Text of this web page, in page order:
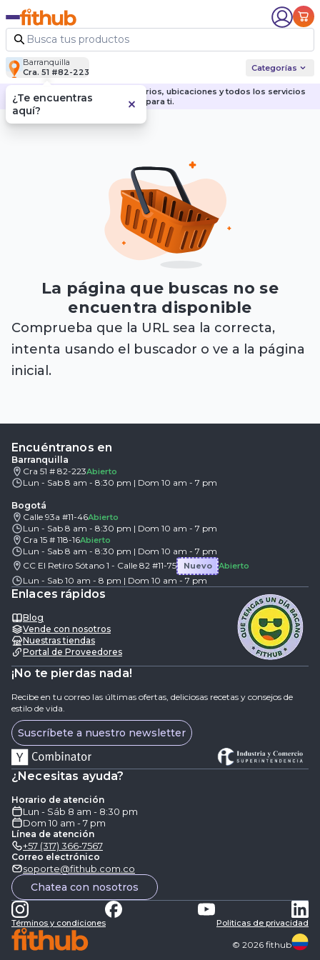
Barranquilla
Cra. 51 #82-223
Categorías
Descubre nuestras sedes, horarios, ubicaciones y todos los servicios
para ti.
La página que buscas no se
encuentra disponible
Comprueba que la URL sea la correcta,
intenta usando el buscador o ve a la página
inicial.
Encuéntranos en
Barranquilla
Cra 51 # 82-223Abierto
Lun - Sab 8 am - 8:30 pm | Dom 10 am - 7 pm
Bogotá
Calle 93a #11-46Abierto
Lun - Sab 8 am - 8:30 pm | Dom 10 am - 7 pm
Cra 15 # 118-16Abierto
Lun - Sab 8 am - 8:30 pm | Dom 10 am - 7 pm
CC El Retiro Sótano 1 - Calle 82 #11-75
Nuevo Abierto
Lun - Sab 10 am - 8 pm | Dom 10 am - 7 pm
Enlaces rápidos
Blog
Vende con nosotros
Nuestras tiendas
Portal de Proveedores
¡No te pierdas nada!
Recibe en tu correo las últimas ofertas, deliciosas recetas y consejos de
estilo de vida.
Suscríbete a nuestro newsletter
¿Necesitas ayuda?
Horario de atención
Lun - Sáb 8 am - 8:30 pm
Dom 10 am - 7 pm
Línea de atención
+57 (317) 366-7567
Correo electrónico
soporte@fithub.com.co
Chatea con nosotros
Términos y condiciones Politicas de privacidad
© 2026 fithub
¿Te encuentras
aquí?